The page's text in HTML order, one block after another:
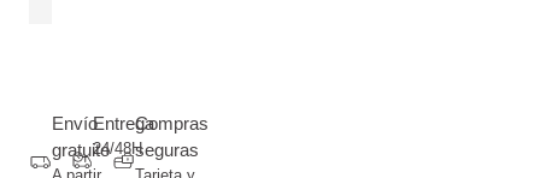
Envío
gratuito
Entrega
24/48H
Compras
seguras